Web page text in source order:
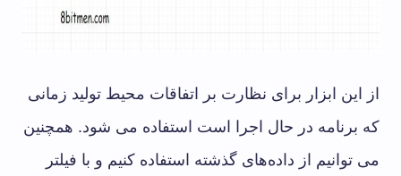
از این ابزار برای نظارت بر اتفاقات محیط تولید زمانی
که برنامه در حال اجرا است استفاده می شود. همچنین
می توانیم از داده‌های گذشته استفاده کنیم و با فیلتر